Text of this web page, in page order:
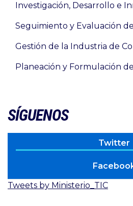
Investigación, Desarrollo e
Seguimiento y Evaluación
Gestión de la Industria de
Planeación y Formulación
SÍGUENOS
Twitter
Tweets by Ministerio_TIC